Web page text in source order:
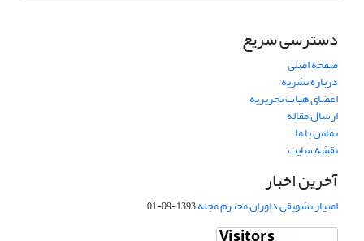
دسترسی سریع
صفحه اصلی
درباره نشریه
اعضای هیات تحریریه
ارسال مقاله
تماس با ما
نقشه سایت
آخرین اخبار
امتیاز تشویقی داوران محترم مجله1393-09-01